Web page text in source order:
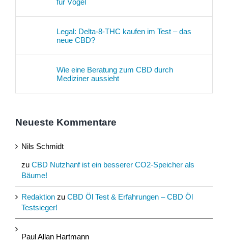
für Vögel
Legal: Delta-8-THC kaufen im Test – das
neue CBD?
Wie eine Beratung zum CBD durch
Mediziner aussieht
Neueste Kommentare
Nils Schmidt
zu CBD Nutzhanf ist ein besserer CO2-Speicher als
Bäume!
Redaktion zu CBD Öl Test & Erfahrungen – CBD Öl
Testsieger!
Paul Allan Hartmann